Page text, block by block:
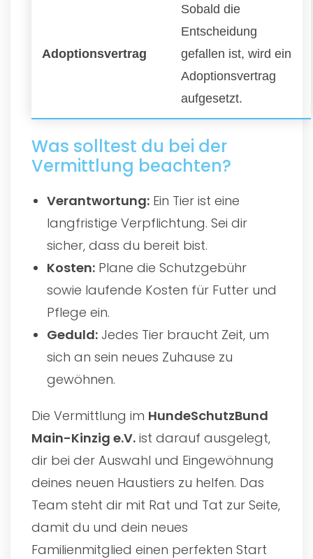
Adoptionsvertrag
Sobald die
Entscheidung
gefallen ist, wird ein
Adoptionsvertrag
aufgesetzt.
Was solltest du bei der
Vermittlung beachten?
Verantwortung: Ein Tier ist eine
langfristige Verpflichtung. Sei dir
sicher, dass du bereit bist.
Kosten: Plane die Schutzgebühr
sowie laufende Kosten für Futter und
Pflege ein.
Geduld: Jedes Tier braucht Zeit, um
sich an sein neues Zuhause zu
gewöhnen.
Die Vermittlung im HundeSchutzBund
Main-Kinzig e.V. ist darauf ausgelegt,
dir bei der Auswahl und Eingewöhnung
deines neuen Haustiers zu helfen. Das
Team steht dir mit Rat und Tat zur Seite,
damit du und dein neues
Familienmitglied einen perfekten Start